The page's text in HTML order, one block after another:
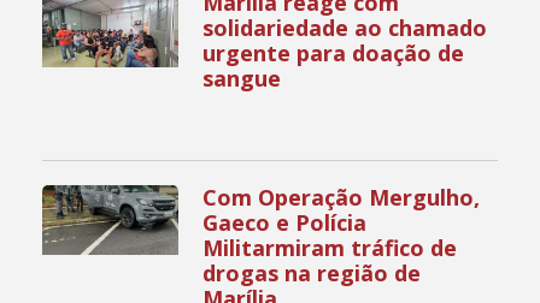
solidariedade ao chamado
urgente para doação de
sangue
Com Operação Mergulho,
Gaeco e Polícia
Militarmiram tráfico de
drogas na região de